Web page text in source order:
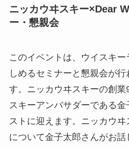
ニッカウヰスキー×Dear
ー・懇親会
このイベントは、ウイスキ
しめるセミナーと懇親会が
す。ニッカウヰスキーの創業
スキーアンバサダーである
ストに迎えます。ニッカウ
について金子太郎さんがお